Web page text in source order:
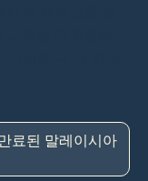
료된 말레이시아